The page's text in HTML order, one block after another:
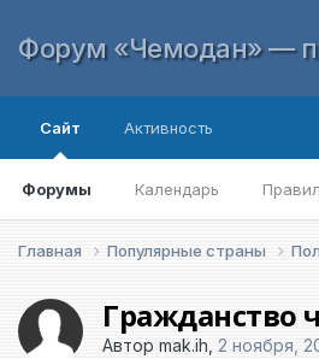
Форум «Чемодан» —
Сайт
Форумы Календарь
Активность
Главная Популярные страны
Гражданство
Автор mak.ih 2 ноября,